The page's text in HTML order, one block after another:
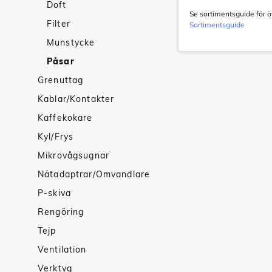
Doft
Filter
Munstycke
Påsar
Grenuttag
Kablar/Kontakter
Kaffekokare
Kyl/Frys
Mikrovågsugnar
Nätadaptrar/Omvandlare
P-skiva
Rengöring
Tejp
Ventilation
Verktyg
Se sortimentsguide för
Sortimentsguide